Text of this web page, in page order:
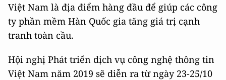
Việt Nam là địa điểm hàng đầu để giúp các công
ty phần mềm Hàn Quốc gia tăng giá trị cạnh
tranh toàn cầu.
Hội nghị Phát triển dịch vụ công nghệ thông tin
Việt Nam năm 2019 sẽ diễn ra từ ngày 23-25/10